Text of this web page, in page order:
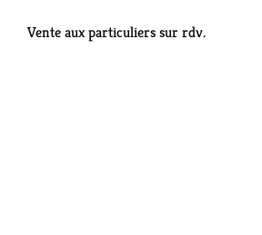
Vente aux particuliers sur rdv.